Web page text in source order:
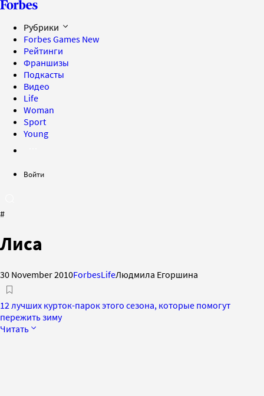
Рубрики
Forbes Games New
Рейтинги
Франшизы
Подкасты
Видео
Life
Woman
Sport
Young
Войти
#
Лиса
30 November 2010ForbesLifeЛюдмила Егоршина
12 лучших курток-парок этого сезона, которые помогут
пережить зиму
Читать